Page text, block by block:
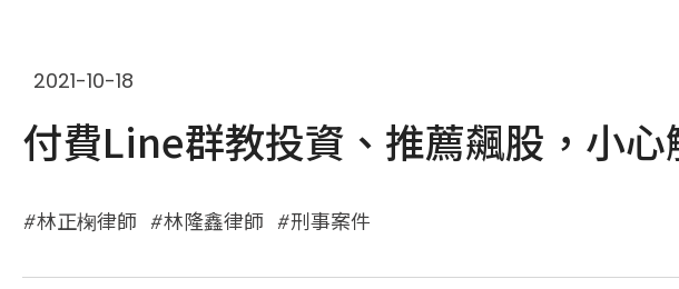
2021-10-18
付費Line群教投資、推薦飆股，小
林正椈律師 林隆鑫律師 刑事案件